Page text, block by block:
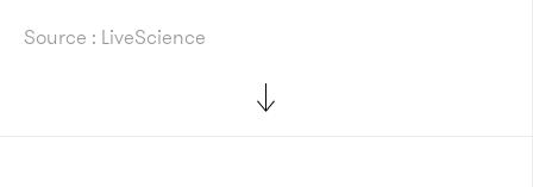
Source : LiveScience